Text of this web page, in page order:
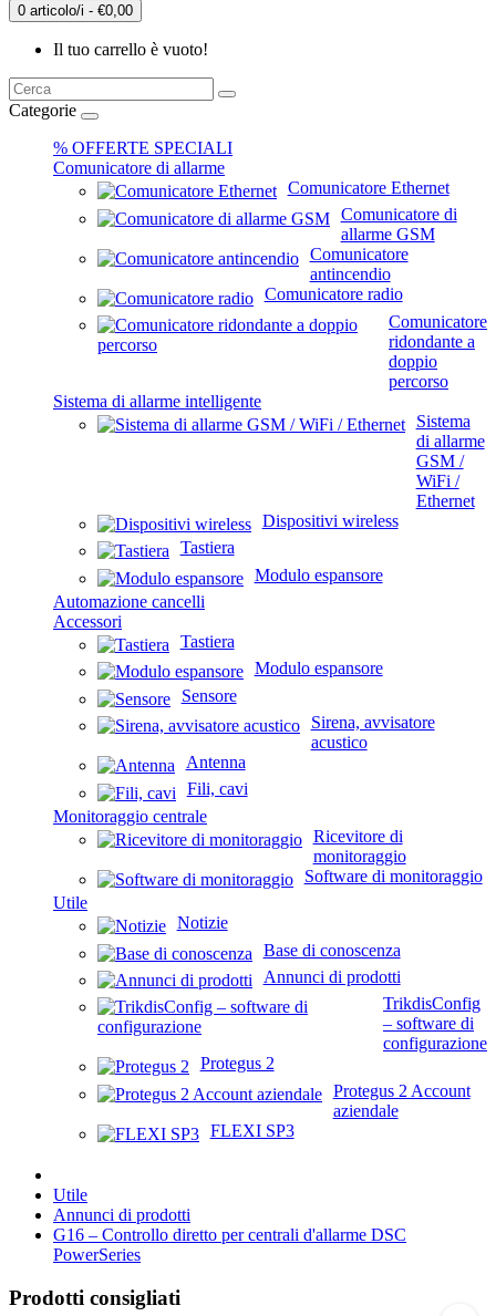
0 articolo/i - €0,00
Il tuo carrello è vuoto!
Categorie
% OFFERTE SPECIALI
Comunicatore di allarme
Comunicatore Ethernet
Comunicatore di
allarme GSM
Comunicatore
antincendio
Comunicatore radio
Comunicatore
ridondante a
doppio
percorso
Sistema di allarme intelligente
Sistema
di allarme
GSM /
WiFi /
Ethernet
Dispositivi wireless
Tastiera
Modulo espansore
Automazione cancelli
Accessori
Tastiera
Modulo espansore
Sensore
Sirena, avvisatore
acustico
Antenna
Fili, cavi
Monitoraggio centrale
Ricevitore di
monitoraggio
Software di monitoraggio
Utile
Notizie
Base di conoscenza
Annunci di prodotti
TrikdisConfig
– software di
configurazione
Protegus 2
Protegus 2 Account
aziendale
FLEXI SP3
Utile
Annunci di prodotti
G16 – Controllo diretto per centrali d'allarme DSC
PowerSeries
Prodotti consigliati